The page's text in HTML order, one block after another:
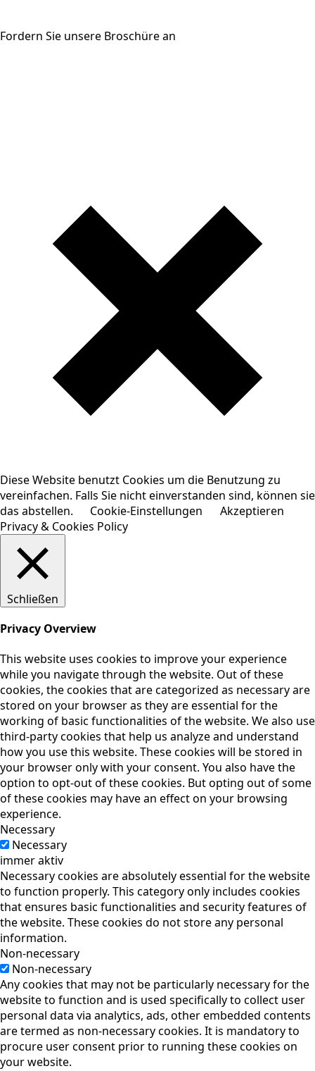
Fordern Sie unsere Broschüre an
Diese Website benutzt Cookies um die Benutzung zu
vereinfachen. Falls Sie nicht einverstanden sind, können sie
das abstellen.
Cookie-Einstellungen
Akzeptieren
Privacy & Cookies Policy
Schließen
Privacy Overview
This website uses cookies to improve your experience
while you navigate through the website. Out of these
cookies, the cookies that are categorized as necessary are
stored on your browser as they are essential for the
working of basic functionalities of the website. We also use
third-party cookies that help us analyze and understand
how you use this website. These cookies will be stored in
your browser only with your consent. You also have the
option to opt-out of these cookies. But opting out of some
of these cookies may have an effect on your browsing
experience.
Necessary
Necessary
immer aktiv
Necessary cookies are absolutely essential for the website
to function properly. This category only includes cookies
that ensures basic functionalities and security features of
the website. These cookies do not store any personal
information.
Non-necessary
Non-necessary
Any cookies that may not be particularly necessary for the
website to function and is used specifically to collect user
personal data via analytics, ads, other embedded contents
are termed as non-necessary cookies. It is mandatory to
procure user consent prior to running these cookies on
your website.